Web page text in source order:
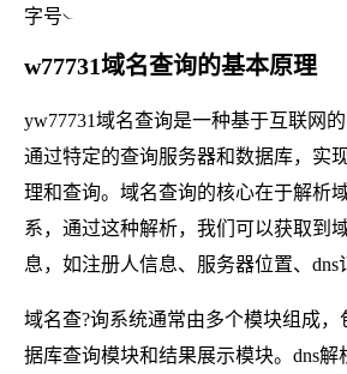
字号
w77731域名查询的基本原理
yw77731域名查询是一种基于互联网
通过特定的查询服务器和数据库，实
理和查询。域名查询的核心在于解析
系，通过这种解析，我们可以获取到
息，如注册人信息、服务器位置、dns
域名查?询系统通常由多个模块组成，
据库查询模块和结果展示模块。dns